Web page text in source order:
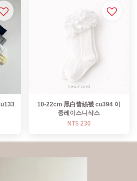
10-22cm 黑白蕾絲襪 cu394 이
중레이스니삭스
NT$ 230